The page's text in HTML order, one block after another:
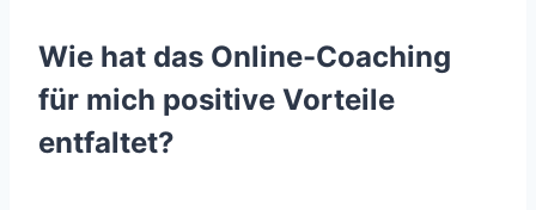
Wie hat das Online-Coaching
für mich positive Vorteile
entfaltet?